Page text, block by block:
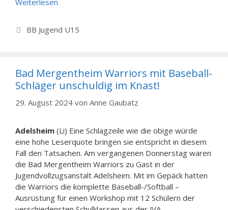
Weiterlesen
Kategorien
BB Jugend U15
Bad Mergentheim Warriors mit Baseball-
Schläger unschuldig im Knast!
29. August 2024 von Anne Gaubatz
Adelsheim (Li) Eine Schlagzeile wie die obige würde
eine hohe Leserquote bringen sie entspricht in diesem
Fall den Tatsachen. Am vergangenen Donnerstag waren
die Bad Mergentheim Warriors zu Gast in der
Jugendvollzugsanstalt Adelsheim. Mit im Gepäck hatten
die Warriors die komplette Baseball-/Softball –
Ausrüstung für einen Workshop mit 12 Schülern der